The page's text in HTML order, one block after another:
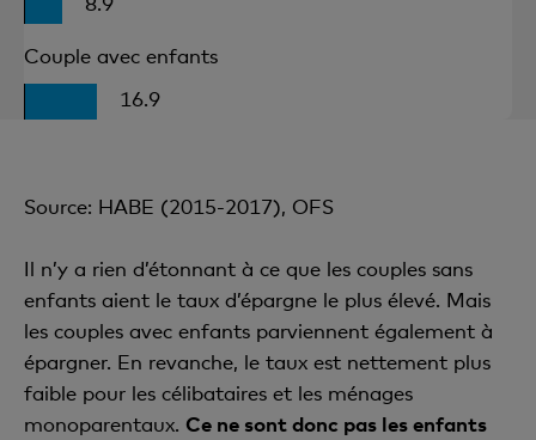
Couple avec enfants
16.9
Source: HABE (2015-2017), OFS
Il n’y a rien d’étonnant à ce que les couples sans
enfants aient le taux d’épargne le plus élevé. Mais
les couples avec enfants parviennent également à
épargner. En revanche, le taux est nettement plus
faible pour les célibataires et les ménages
monoparentaux. Ce ne sont donc pas les enfants